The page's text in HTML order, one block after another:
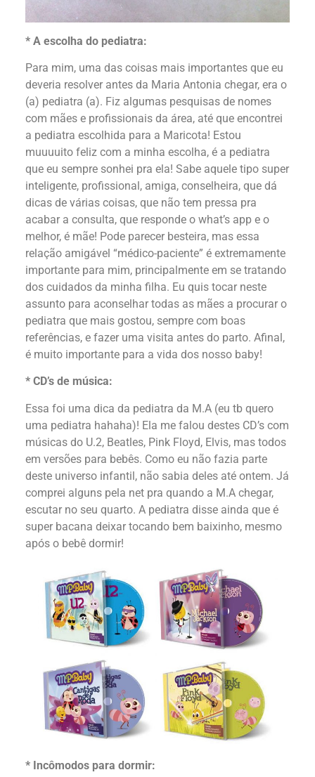
* A escolha do pediatra:
Para mim, uma das coisas mais importantes que eu
deveria resolver antes da Maria Antonia chegar, era o
(a) pediatra (a). Fiz algumas pesquisas de nomes
com mães e profissionais da área, até que encontrei
a pediatra escolhida para a Maricota! Estou
muuuuito feliz com a minha escolha, é a pediatra
que eu sempre sonhei pra ela! Sabe aquele tipo super
inteligente, profissional, amiga, conselheira, que dá
dicas de várias coisas, que não tem pressa pra
acabar a consulta, que responde o what’s app e o
melhor, é mãe! Pode parecer besteira, mas essa
relação amigável “médico-paciente” é extremamente
importante para mim, principalmente em se tratando
dos cuidados da minha filha. Eu quis tocar neste
assunto para aconselhar todas as mães a procurar o
pediatra que mais gostou, sempre com boas
referências, e fazer uma visita antes do parto. Afinal,
é muito importante para a vida dos nosso baby!
* CD’s de música:
Essa foi uma dica da pediatra da M.A (eu tb quero
uma pediatra hahaha)! Ela me falou destes CD’s com
músicas do U.2, Beatles, Pink Floyd, Elvis, mas todos
em versões para bebês. Como eu não fazia parte
deste universo infantil, não sabia deles até ontem. Já
comprei alguns pela net pra quando a M.A chegar,
escutar no seu quarto. A pediatra disse ainda que é
super bacana deixar tocando bem baixinho, mesmo
após o bebê dormir!
* Incômodos para dormir: